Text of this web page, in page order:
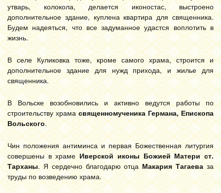
утварь, колокола, делается иконостас, выстроено
дополнительное здание, куплена квартира для священника.
Будем надеяться, что все задуманное удастся воплотить в
жизнь.
В селе Куликовка тоже, кроме самого храма, строится и
дополнительное здание для нужд прихода, и жилье для
священника.
В Вольске возобновились и активно ведутся работы по
строительству храма священномученика Германа, Епископа
Вольского.
Чин положения антиминса и первая Божественная литургия
совершены в храмеИверской иконы Божией Матери ст.
Тарханы. Я сердечно благодарю отцаМакария Тагаева за
труды по возведению храма.